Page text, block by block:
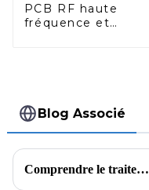
PCB RF haute
fréquence et
Blog Associé
Comprendre le traitement des contours des PCB